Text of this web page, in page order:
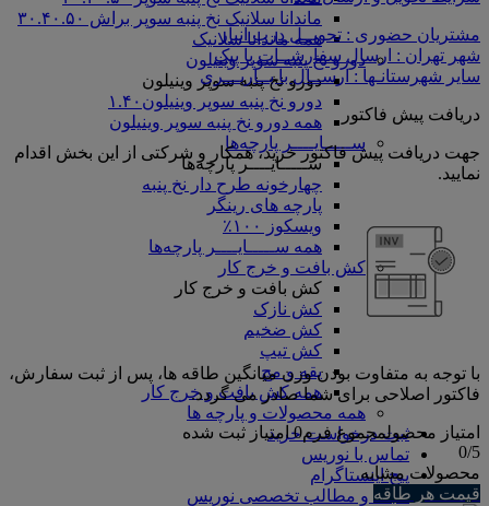
ماندانا سلانیک نخ پنبه سوپر براش ۳۰.۴۰.۵۰
همه ماندانا سلانیک
دورو نخ پنبه سوپر وینیلون
دورو نخ پنبه سوپر وینیلون
دورو نخ پنبه سوپر وینیلون۱.۴۰
همه دورو نخ پنبه سوپر وینیلون
ســـــایــــر پارچه‌ها
ســـــایــــر پارچه‌ها
چهارخونه طرح دار نخ پنبه
پارچه های رینگر
ویسکوز ۱۰۰٪
همه ســـــایــــر پارچه‌ها
کش بافت و خرج کار
کش بافت و خرج کار
کش نازک
کش ضخیم
کش تیپ
یقه و مچ
همه کش بافت و خرج کار
همه محصولات و پارچه ها
ثبت درخواست خرید
تماس با نوریس
پیج اینستاگرام
مجله و مطالب تخصصی نوریس
مشتریان حضوری : تحویــل درب انبار
شهر تهران : ارسال سفارشــات با پیک
سایر شهرستانـها : ارســال با بــاربـــری
دریافت پیش فاکتور
جهت دریافت پیش فاکتور خرید، همکار و شرکتی از این بخش اقدام
نمایید.
با توجه به متفاوت بودن وزن میانگین طاقه ها، پس از ثبت سفارش،
فاکتور اصلاحی برای شما صادر می گردد.
امتیاز محصولمجموع فرم0امتیاز ثبت شده
0/5
محصولات مشابه
قیمت هر طاقه